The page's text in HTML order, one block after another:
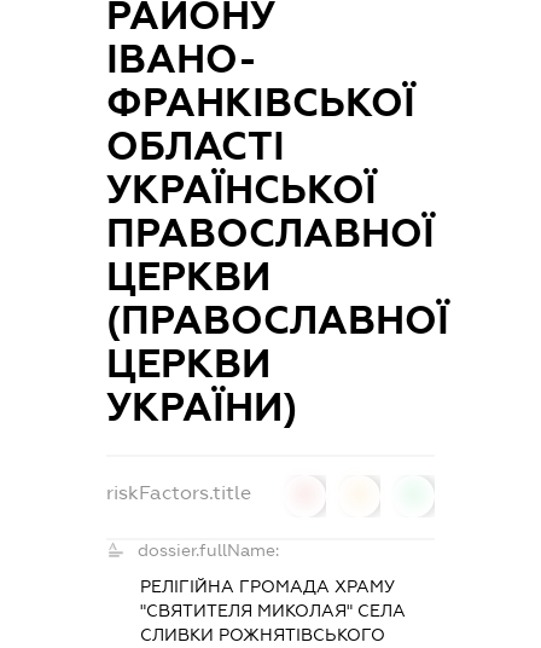
РАЙОНУ
ІВАНО-
ФРАНКІВСЬКОЇ
ОБЛАСТІ
УКРАЇНСЬКОЇ
ПРАВОСЛАВНОЇ
ЦЕРКВИ
(ПРАВОСЛАВНОЇ
ЦЕРКВИ
УКРАЇНИ)
riskFactors.title
dossier.fullName:
РЕЛІГІЙНА ГРОМАДА ХРАМУ
"СВЯТИТЕЛЯ МИКОЛАЯ" СЕЛА
СЛИВКИ РОЖНЯТІВСЬКОГО